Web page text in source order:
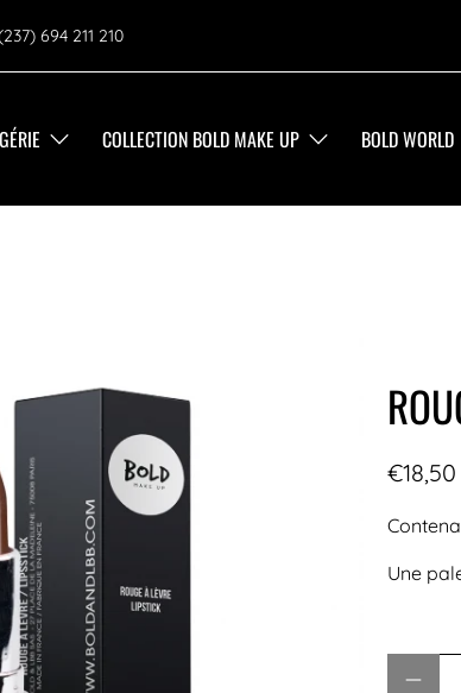
694 211 210
COLLECTION BOLD MAKE UP BOLD WORLD
€18,50
Une